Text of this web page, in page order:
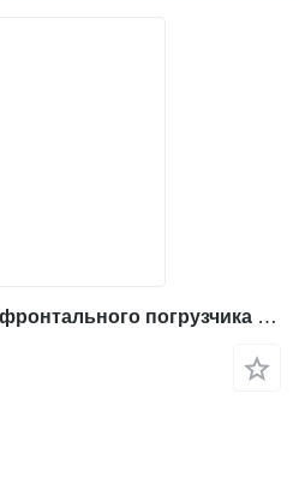
Поршень 161-8420 для фронтального погрузчика Caterpillar 962G